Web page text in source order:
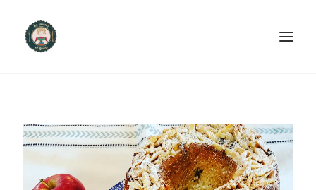
PRODUITS ET SERVICES
NOUS CONTACTER